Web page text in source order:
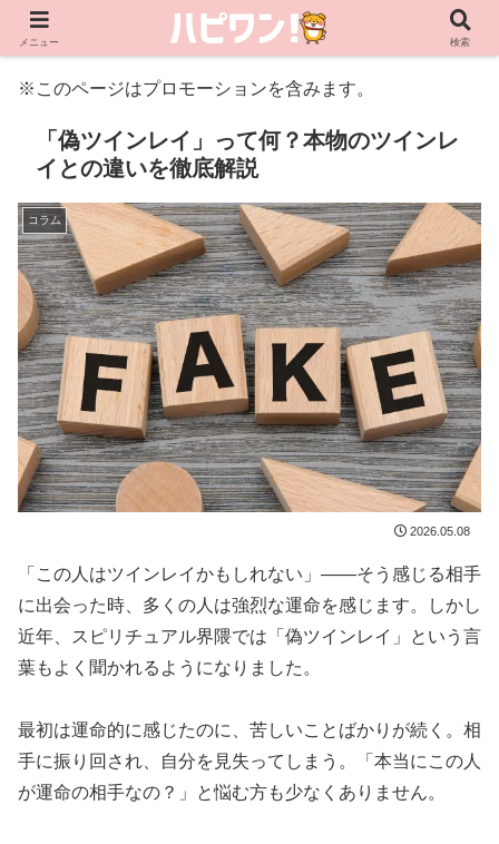
※このページはプロモーションを含みます。
「偽ツインレイ」って何？本物のツインレ
イとの違いを徹底解説
コラム
2026.05.08
「この人はツインレイかもしれない」——そう感じる相手
に出会った時、多くの人は強烈な運命を感じます。しかし
近年、スピリチュアル界隈では「偽ツインレイ」という言
葉もよく聞かれるようになりました。
最初は運命的に感じたのに、苦しいことばかりが続く。相
手に振り回され、自分を見失ってしまう。「本当にこの人
が運命の相手なの？」と悩む方も少なくありません。
メニュー 検索